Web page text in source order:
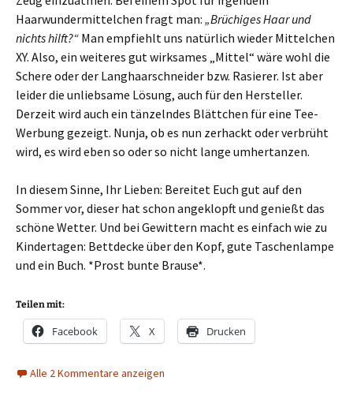
Haarwundermittelchen fragt man: „Brüchiges Haar und
nichts hilft?“ Man empfiehlt uns natürlich wieder Mittelchen
XY. Also, ein weiteres gut wirksames „Mittel“ wäre wohl die
Schere oder der Langhaarschneider bzw. Rasierer. Ist aber
leider die unliebsame Lösung, auch für den Hersteller.
Derzeit wird auch ein tänzelndes Blättchen für eine Tee-
Werbung gezeigt. Nunja, ob es nun zerhackt oder verbrüht
wird, es wird eben so oder so nicht lange umhertanzen.
In diesem Sinne, Ihr Lieben: Bereitet Euch gut auf den
Sommer vor, dieser hat schon angeklopft und genießt das
schöne Wetter. Und bei Gewittern macht es einfach wie zu
Kindertagen: Bettdecke über den Kopf, gute Taschenlampe
und ein Buch. *Prost bunte Brause*.
Teilen mit:
Facebook X Drucken
Alle 2 Kommentare anzeigen